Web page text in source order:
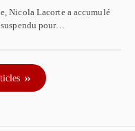
Nicola Lacorte a accumulé
pour…